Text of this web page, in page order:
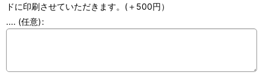
ドに印刷させていただきます。(＋500円）
.... (任意):